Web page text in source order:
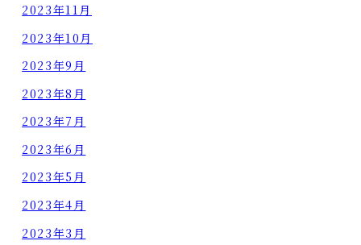
2023年11月
2023年10月
2023年9月
2023年8月
2023年7月
2023年6月
2023年5月
2023年4月
2023年3月